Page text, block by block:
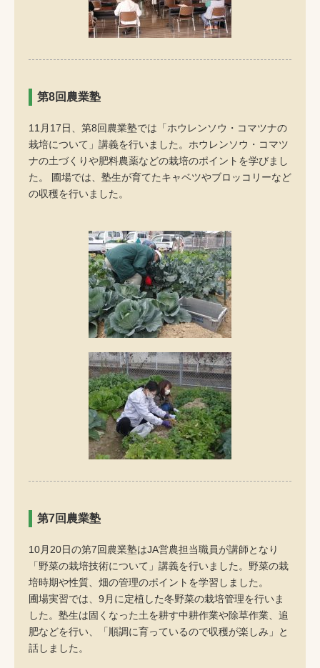
第8回農業塾
11月17日、第8回農業塾では「ホウレンソウ・コマツナの
栽培について」講義を行いました。ホウレンソウ・コマツ
ナの土づくりや肥料農薬などの栽培のポイントを学びまし
た。 圃場では、塾生が育てたキャベツやブロッコリーなど
の収穫を行いました。
第7回農業塾
10月20日の第7回農業塾はJA営農担当職員が講師となり
「野菜の栽培技術について」講義を行いました。野菜の栽
培時期や性質、畑の管理のポイントを学習しました。
圃場実習では、9月に定植した冬野菜の栽培管理を行いま
した。塾生は固くなった土を耕す中耕作業や除草作業、追
肥などを行い、「順調に育っているので収穫が楽しみ」と
話しました。